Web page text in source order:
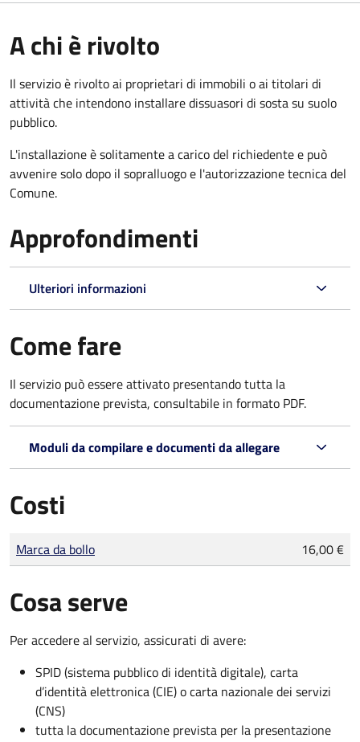
A chi è rivolto
Il servizio è rivolto ai proprietari di immobili o ai titolari di
attività che intendono installare dissuasori di sosta su suolo
pubblico.
L'installazione è solitamente a carico del richiedente e può
avvenire solo dopo il sopralluogo e l'autorizzazione tecnica del
Comune.
Approfondimenti
Ulteriori informazioni
Come fare
Il servizio può essere attivato presentando tutta la
documentazione prevista, consultabile in formato PDF.
Moduli da compilare e documenti da allegare
Costi
Tipo di pagamento
Importo
Marca da bollo 16,00 €
Cosa serve
Per accedere al servizio, assicurati di avere:
SPID (sistema pubblico di identità digitale), carta
d’identità elettronica (CIE) o carta nazionale dei servizi
(CNS)
tutta la documentazione prevista per la presentazione